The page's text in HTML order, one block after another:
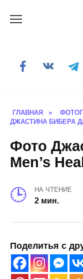
ГЛАВНАЯ »
ДЖАСТИНА БИБЕРА
Фото
Men’s
НА ЧТЕНИЕ
2 мин.
Поделитья с